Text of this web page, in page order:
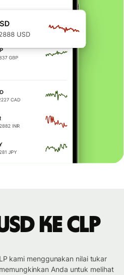
ke CLP
kami menggunakan nilai tukar
Anda untuk melihat